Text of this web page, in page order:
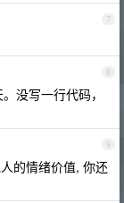
7
8
没写一行代码，
9
的情绪价值, 你还